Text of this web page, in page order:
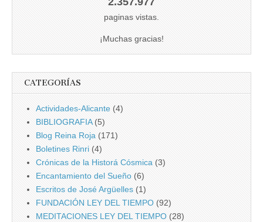
paginas vistas.
¡Muchas gracias!
CATEGORÍAS
Actividades-Alicante (4)
BIBLIOGRAFIA(5)
Blog Reina Roja (171)
Boletines Rinri (4)
Crónicas de la Historá Cósmica (3)
Encantamiento del Sueño (6)
Escritos de José Argüelles (1)
FUNDACIÓN LEY DEL TIEMPO (92)
MEDITACIONES LEY DEL TIEMPO (28)